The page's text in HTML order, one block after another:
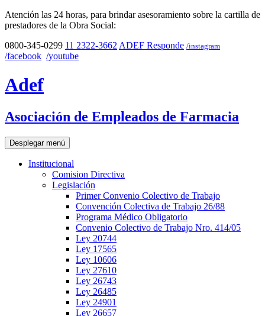
Atención las 24 horas, para brindar asesoramiento sobre la cartilla de
prestadores de la Obra Social:
0800-345-0299 11 2322-3662 ADEF Responde /instagram
/facebook /youtube
Adef
Asociación de Empleados de Farmacia
Desplegar menú
Institucional
Comision Directiva
Legislación
Primer Convenio Colectivo de Trabajo
Convención Colectiva de Trabajo 26/88
Programa Médico Obligatorio
Convenio Colectivo de Trabajo Nro. 414/05
Ley 20744
Ley 17565
Ley 10606
Ley 27610
Ley 26743
Ley 26485
Ley 24901
Ley 26657